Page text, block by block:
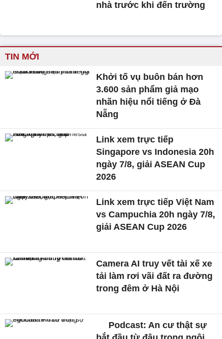
nhà trước khi đến trường
TIN MỚI
Khởi tố vụ buôn bán hơn
3.600 sản phẩm giả mạo
nhãn hiệu nổi tiếng ở Đà
Nẵng
Link xem trực tiếp
Singapore vs Indonesia 20h
ngày 7/8, giải ASEAN Cup
2026
Link xem trực tiếp Việt Nam
vs Campuchia 20h ngày 7/8,
giải ASEAN Cup 2026
Camera AI truy vết tài xế xe
tải làm rơi vãi đất ra đường
trong đêm ở Hà Nội
Podcast: An cư thật sự